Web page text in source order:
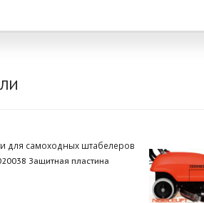
для самоходных штабелеров
Защитная пластина